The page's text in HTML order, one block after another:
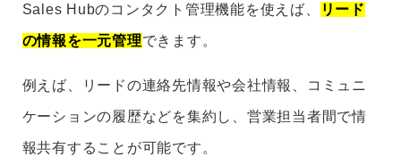
Sales Hubのコンタクト管理機能を使えば、 リード
の情報を一元管理できます。
例えば、リードの連絡先情報や会社情報、コミュニ
ケーションの履歴などを集約し、営業担当者間で情
報共有することが可能です。